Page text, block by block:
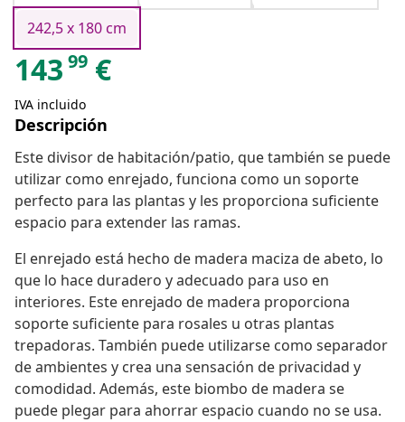
242,5 x 180 cm
143 99 €
IVA incluido
Descripción
Este divisor de habitación/patio, que también se puede
utilizar como enrejado, funciona como un soporte
perfecto para las plantas y les proporciona suficiente
espacio para extender las ramas.
El enrejado está hecho de madera maciza de abeto, lo
que lo hace duradero y adecuado para uso en
interiores. Este enrejado de madera proporciona
soporte suficiente para rosales u otras plantas
trepadoras. También puede utilizarse como separador
de ambientes y crea una sensación de privacidad y
comodidad. Además, este biombo de madera se
puede plegar para ahorrar espacio cuando no se usa.